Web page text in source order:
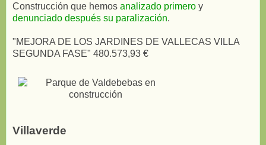
Construcción que hemos analizado primero y
denunciado después su paralización.
"MEJORA DE LOS JARDINES DE VALLECAS VILLA
SEGUNDA FASE" 480.573,93 €
Villaverde